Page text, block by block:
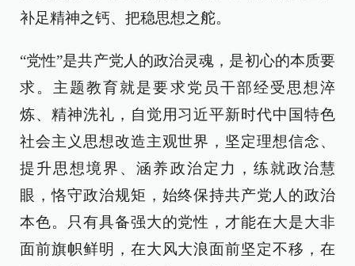
补足精神之钙、把稳思想之舵。
“党性”是共产党人的政治灵魂，是初心的本质要
求。主题教育就是要求党员干部经受思想淬
炼、精神洗礼，自觉用习近平新时代中国特色
社会主义思想改造主观世界，坚定理想信念、
提升思想境界、涵养政治定力，练就政治慧
眼，恪守政治规矩，始终保持共产党人的政治
本色。只有具备强大的党性，才能在大是大非
面前旗帜鲜明，在大风大浪面前坚定不移，在